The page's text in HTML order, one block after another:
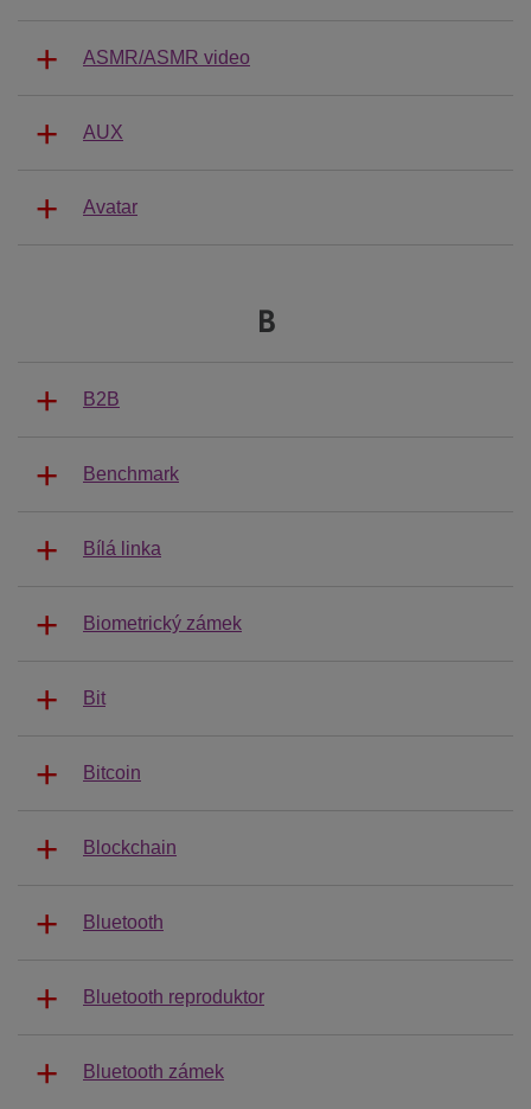
ASMR/ASMR video
AUX
Avatar
B
B2B
Benchmark
Bílá linka
Biometrický zámek
Bit
Bitcoin
Blockchain
Bluetooth
Bluetooth reproduktor
Bluetooth zámek